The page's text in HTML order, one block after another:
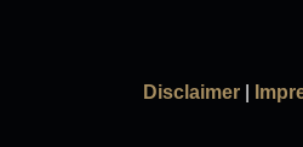
Disclaimer|